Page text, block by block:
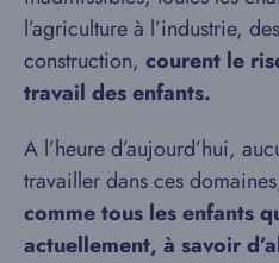
l’agriculture à l’industrie,
construction, courent le
travail des enfants.
A l’heure d’aujourd’hui,
travailler dans ces
comme tous les enfants
actuellement, à savoir